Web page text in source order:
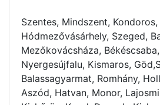
Szentes, Mindszent, Kondoros,
Hódmezővásárhely, Szeged,
Mezőkovácsháza,
Nyergesújfalu, Kismaros,
Balassagyarmat, Romhány,
Aszód, Hatvan, Monor,